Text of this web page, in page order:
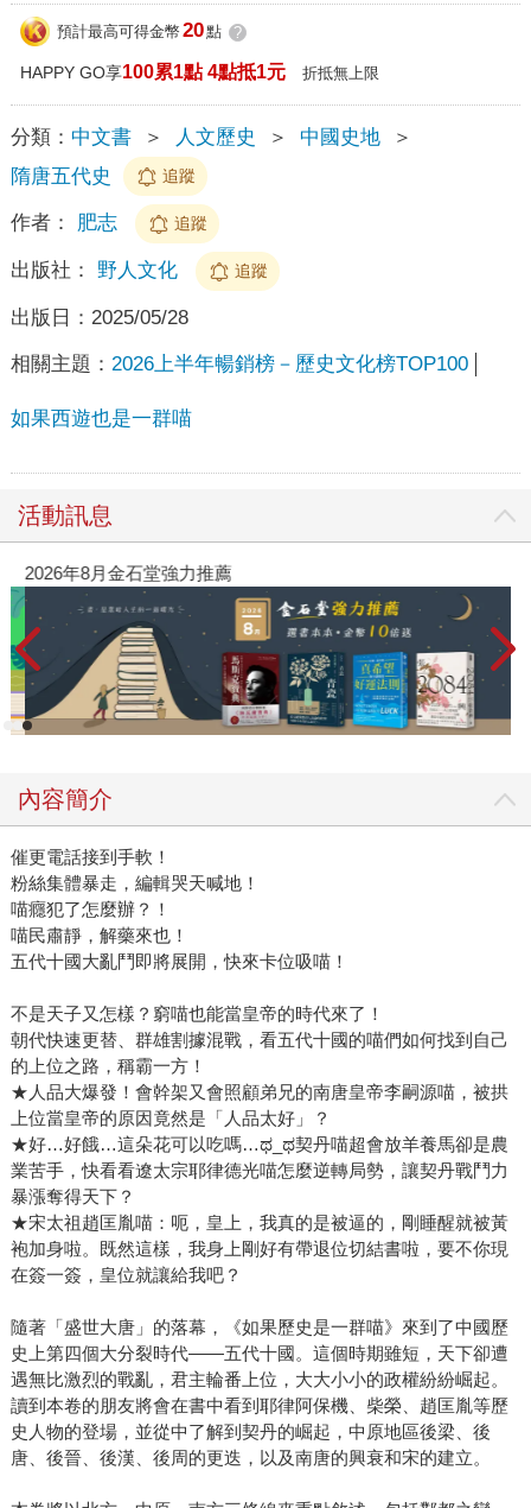
預計最高可得金幣 20點 ?
HAPPY GO享100累1點 4點抵1元 折抵無上限
分類： 中文書 ＞ 人文歷史 ＞ 中國史地
＞
隋唐五代史
追蹤
作者： 肥志 追蹤
出版社： 野人文化 追蹤
出版日： 2025/05/28
相關主題： 2026上半年暢銷榜－歷史文化榜TOP100
如果西遊也是一群喵
活動訊息
2026年8月金石堂強力推薦
內容簡介
催更電話接到手軟！
粉絲集體暴走，編輯哭天喊地！
喵癮犯了怎麼辦？！
喵民肅靜，解藥來也！
五代十國大亂鬥即將展開，快來卡位吸喵！
不是天子又怎樣？窮喵也能當皇帝的時代來了！
朝代快速更替、群雄割據混戰，看五代十國的喵們如何找到自己
的上位之路，稱霸一方！
★人品大爆發！會幹架又會照顧弟兄的南唐皇帝李嗣源喵，被拱
上位當皇帝的原因竟然是「人品太好」？
★好…好餓…這朵花可以吃嗎…ಥ_ಥ契丹喵超會放羊養馬卻是農
業苦手，快看看遼太宗耶律德光喵怎麼逆轉局勢，讓契丹戰鬥力
暴漲奪得天下？
★宋太祖趙匡胤喵：呃，皇上，我真的是被逼的，剛睡醒就被黃
袍加身啦。既然這樣，我身上剛好有帶退位切結書啦，要不你現
在簽一簽，皇位就讓給我吧？
隨著「盛世大唐」的落幕，《如果歷史是一群喵》來到了中國歷
史上第四個大分裂時代——五代十國。這個時期雖短，天下卻遭
遇無比激烈的戰亂，君主輪番上位，大大小小的政權紛紛崛起。
讀到本卷的朋友將會在書中看到耶律阿保機、柴榮、趙匡胤等歷
史人物的登場，並從中了解到契丹的崛起，中原地區後梁、後
唐、後晉、後漢、後周的更迭，以及南唐的興衰和宋的建立。